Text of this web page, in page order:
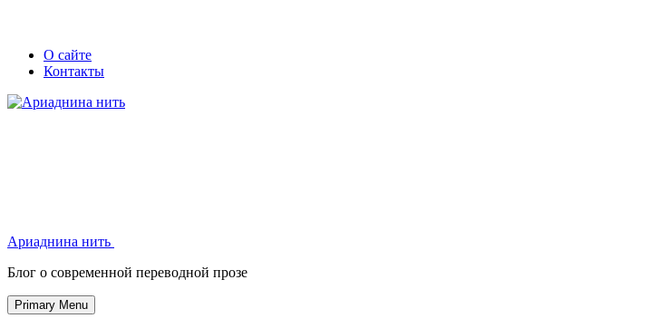
Skip
Secondary
left
navigation
Secondary
right
navigation
О сайте
Контакты
Ариаднина нить
Блог о современной переводной прозе
Primary Menu